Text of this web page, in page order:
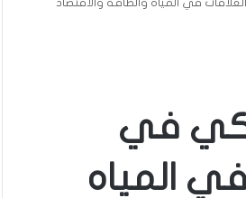
في المياه والطاقة والاقتصاد
في
المياه